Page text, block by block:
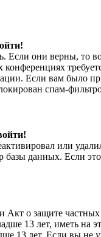
Если они верны,
Если вам было
спам-
или
данных. Если это
Акт о защите
13 лет, иметь на
13 лет. Если вы не